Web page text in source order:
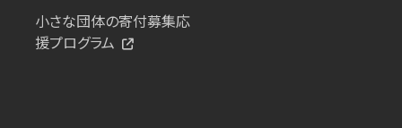
小さな団体の寄付募集応
援プログラム